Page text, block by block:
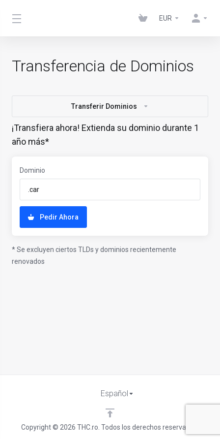
EUR
Transferencia de Dominios
Transferir Dominios
¡Transfiera ahora! Extienda su dominio durante 1
año más*
Dominio
Pedir Ahora
* Se excluyen ciertos TLDs y dominios recientemente
renovados
Copyright © 2026 THC.ro. Todos los derechos reservados.
Español